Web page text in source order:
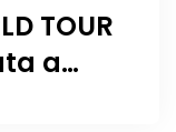
TOUR
a